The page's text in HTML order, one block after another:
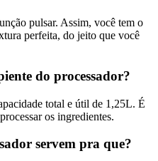
pulsar. Assim, você tem o
perfeita, do jeito que você
do processador?
total e útil de 1,25L. É
os ingredientes.
servem pra que?